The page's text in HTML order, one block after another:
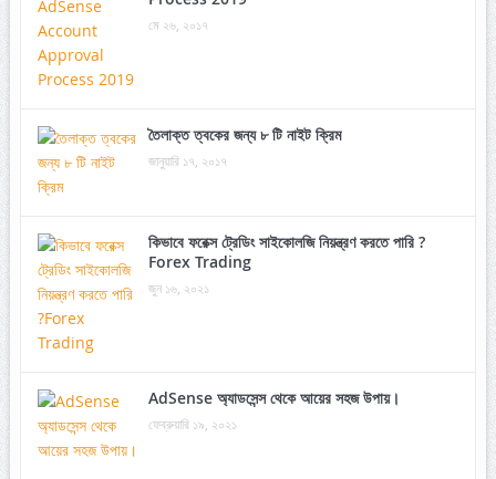
মে ২৬, ২০১৭
তৈলাক্ত ত্বকের জন্য ৮ টি নাইট ক্রিম
জানুয়ারি ১৭, ২০১৭
কিভাবে ফরেক্স ট্রেডিং সাইকোলজি নিয়ন্ত্রণ করতে পারি ?
Forex Trading
জুন ১৬, ২০২১
AdSense অ্যাডসেন্স থেকে আয়ের সহজ উপায়।
ফেব্রুয়ারি ১৯, ২০২১